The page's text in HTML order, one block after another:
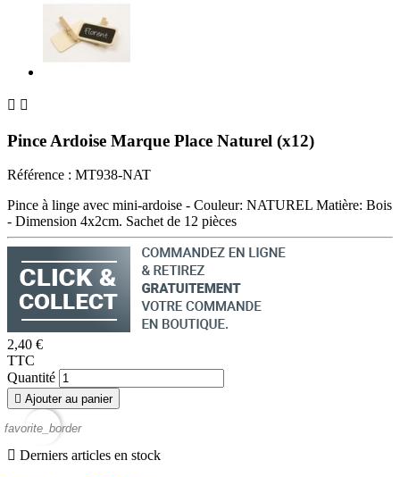
 
Pince Ardoise Marque Place Naturel (x12)
Référence : MT938-NAT
Pince à linge avec mini-ardoise - Couleur: NATUREL Matière: Bois
- Dimension 4x2cm. Sachet de 12 pièces
2,40 €
TTC
Quantité
 Ajouter au panier
favorite_border
 Derniers articles en stock